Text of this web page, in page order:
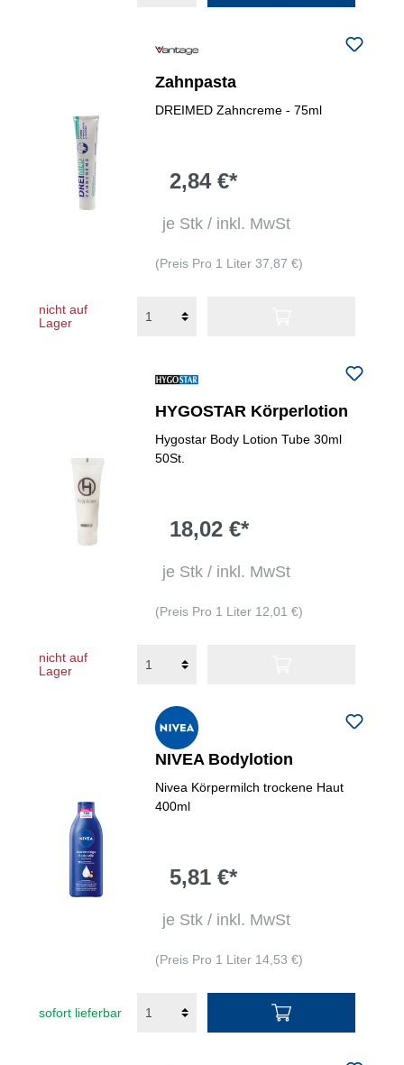
Zahnpasta
DREIMED Zahncreme - 75ml
2,84 €*
je Stk / inkl. MwSt
(Preis Pro 1 Liter 37,87 €)
nicht auf
Lager
HYGOSTAR Körperlotion
Hygostar Body Lotion Tube 30ml
50St.
18,02 €*
je Stk / inkl. MwSt
(Preis Pro 1 Liter 12,01 €)
nicht auf
Lager
NIVEA Bodylotion
Nivea Körpermilch trockene Haut
400ml
5,81 €*
je Stk / inkl. MwSt
(Preis Pro 1 Liter 14,53 €)
sofort lieferbar